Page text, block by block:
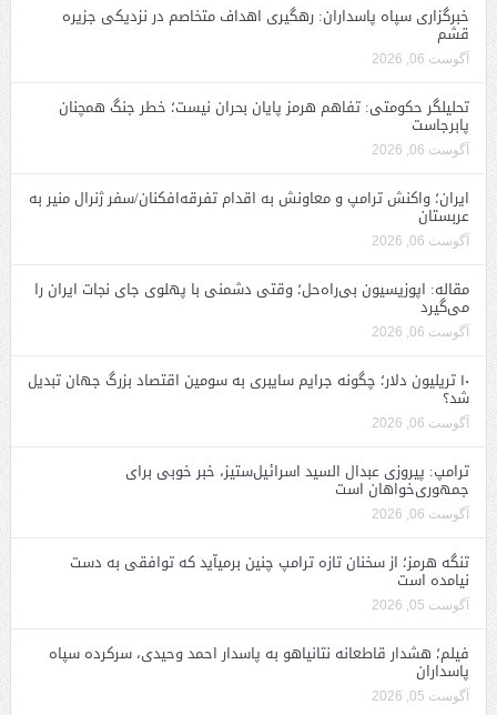
خبرگزاری سپاه پاسداران: رهگیری اهداف متخاصم در نزدیکی جزیره
قشم
آگوست 06, 2026
تحلیلگر حکومتی: تفاهم هرمز پایان بحران نیست؛ خطر جنگ همچنان
پابرجاست
آگوست 06, 2026
ایران؛ واکنش ترامپ و معاونش به اقدام تفرقه‌افکنان/سفر ژنرال منیر به
عربستان
آگوست 06, 2026
مقاله: اپوزیسیون بی‌راه‌حل؛ وقتی دشمنی با پهلوی جای نجات ایران را
می‌گیرد
آگوست 06, 2026
۱۰ تریلیون دلار؛ چگونه جرایم سایبری به سومین اقتصاد بزرگ جهان تبدیل
شد؟
آگوست 06, 2026
ترامپ: پیروزی عبدال السید اسرائیل‌ستیز، خبر خوبی برای
جمهوری‌خواهان است
آگوست 06, 2026
تنگه هرمز؛ از سخنان تازه ترامپ چنین برمیآید که توافقی به دست
نیامده است
آگوست 05, 2026
فیلم؛ هشدار قاطعانه نتانیاهو به پاسدار احمد وحیدی، سرکرده سپاه
پاسداران
آگوست 05, 2026